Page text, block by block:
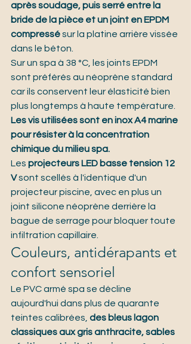
après soudage, puis serré entre la
bride de la pièce et un joint en EPDM
compressé sur la platine arrière vissée
dans le béton.
Sur un spa à 38 °C, les joints EPDM
sont préférés au néoprène standard
car ils conservent leur élasticité bien
plus longtemps à haute température.
Les vis utilisées sont en inox A4 marine
pour résister à la concentration
chimique du milieu spa.
Les projecteurs LED basse tension 12
V sont scellés à l'identique d'un
projecteur piscine, avec en plus un
joint silicone néoprène derrière la
bague de serrage pour bloquer toute
infiltration capillaire.
Couleurs, antidérapants et
confort sensoriel
Le PVC armé spa se décline
aujourd'hui dans plus de quarante
teintes calibrées, des bleus lagon
classiques aux gris anthracite, sables